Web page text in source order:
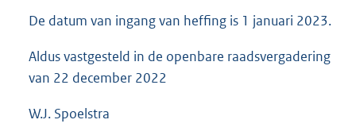
De datum van ingang van heffing is 1 januari 2023.
Aldus vastgesteld in de openbare raadsvergadering
van 22 december 2022
W.J. Spoelstra